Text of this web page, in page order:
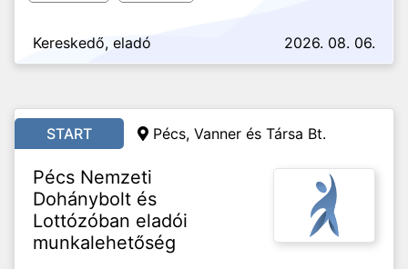
Kereskedő, eladó 2026. 08. 06.
START Pécs, Vanner és Társa Bt.
Pécs Nemzeti
Dohánybolt és
Lottózóban eladói
munkalehetőség